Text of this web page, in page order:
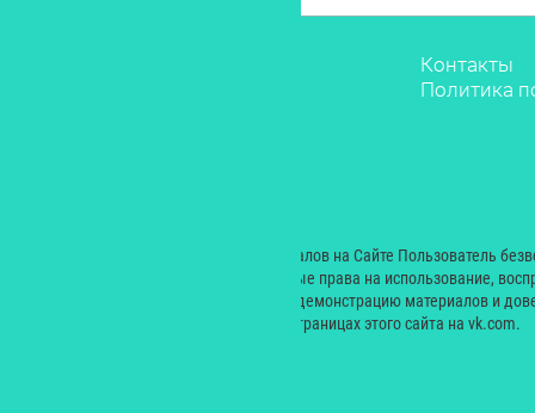
Контакты
Политика
© 2000 — 2024. При размещении материалов на Сайте Пользователь
Екатерина Николаевна неисключительные права на использование,
производных произведений, а также на демонстрацию материалов и
сайт yesmagazine.ru и на официальных страницах этого сайта на vk.com.